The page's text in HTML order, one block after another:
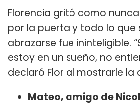
Florencia gritó como
por la puerta y todo lo que
abrazarse fue ininteligible.
estoy en un sueño, no
declaró Flor al mostrarle la
Mateo, amigo de